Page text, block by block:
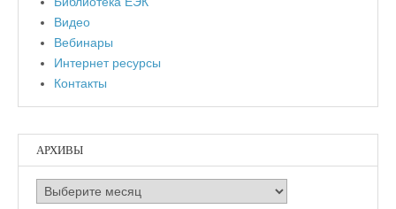
Видео
Вебинары
Интернет ресурсы
Контакты
АРХИВЫ
Архивы